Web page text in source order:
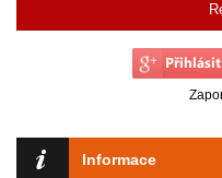
Informace